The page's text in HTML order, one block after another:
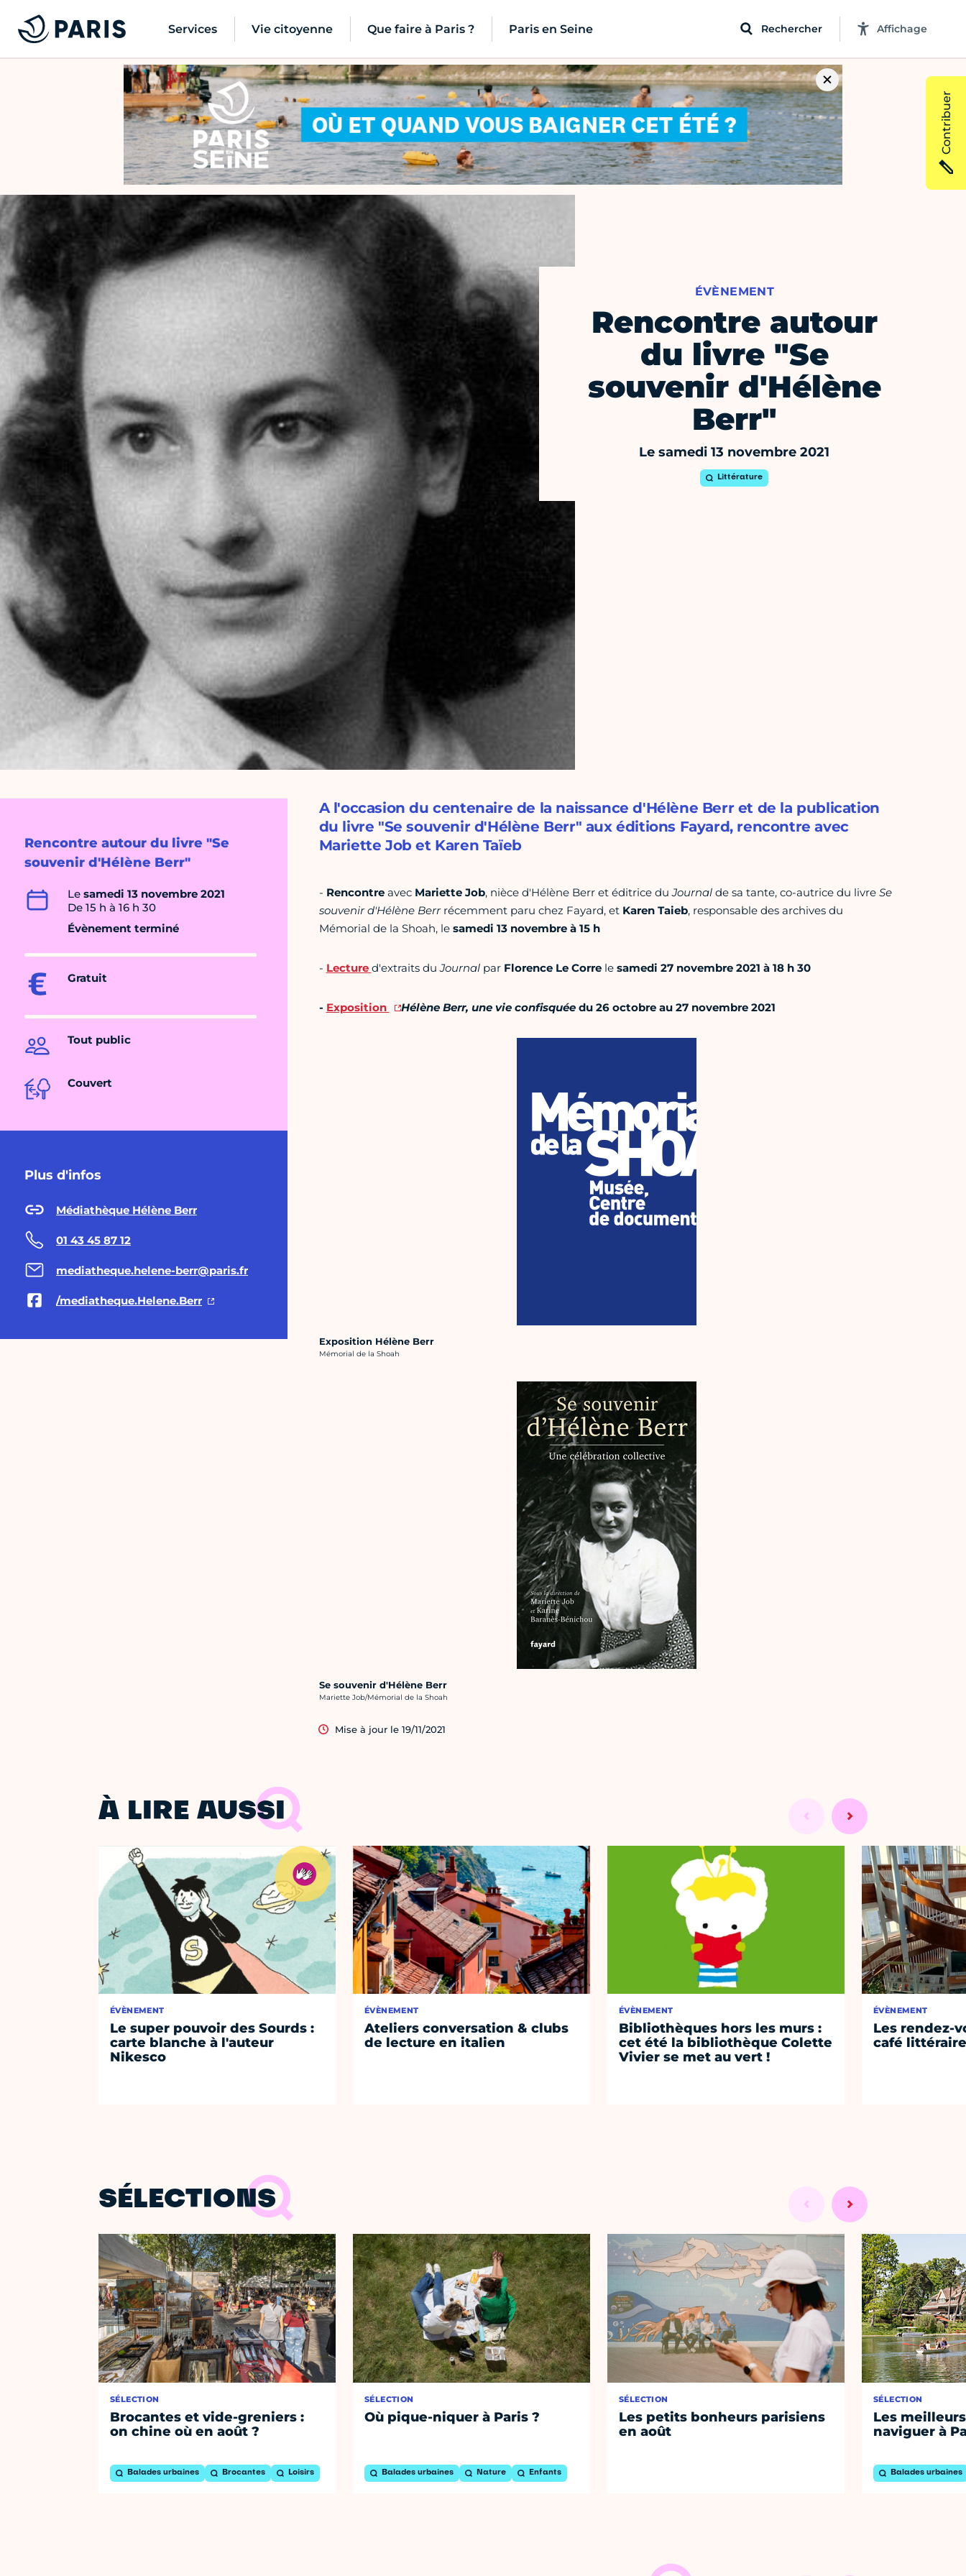
Services Vie citoyenne Que faire à Paris ? Paris en Seine Rechercher Affichage
ÉVÈNEMENT
Rencontre autour
du livre "Se
souvenir d'Hélène
Berr"
Le samedi 13 novembre 2021
Littérature
Rencontre autour du livre "Se
souvenir d'Hélène Berr"
Le samedi 13 novembre 2021
De 15 h à 16 h 30
Évènement terminé
Gratuit
Tout public
Couvert
Plus d'infos
Médiathèque Hélène Berr
01 43 45 87 12
mediatheque.helene-berr@paris.fr
/mediatheque.Helene.Berr
A l'occasion du centenaire de la naissance d'Hélène Berr et de la publication
du livre "Se souvenir d'Hélène Berr" aux éditions Fayard, rencontre avec
Mariette Job et Karen Taïeb
- Rencontre avec Mariette Job, nièce d'Hélène Berr et éditrice duJournal de sa tante, co-autrice du livre Se
souvenir d'Hélène Berrrécemment paru chez Fayard, et Karen Taieb, responsable des archives du
Mémorial de la Shoah, le samedi 13 novembre à 15 h
- Lecture d'extraits duJournal par Florence Le Corre le samedi 27 novembre 2021 à 18 h 30
- Exposition Hélène Berr, une vie confisquéedu 26 octobre au 27 novembre 2021
Exposition Hélène Berr
Crédit photo :
Mémorial de la Shoah
Se souvenir d'Hélène Berr
Crédit photo :
Mariette Job/Mémorial de la Shoah
Mise à jour le 19/11/2021
À LIRE AUSSI
ÉVÈNEMENT
Le super pouvoir des Sourds :
carte blanche à l'auteur
Nikesco
ÉVÈNEMENT
Ateliers conversation & clubs
de lecture en italien
ÉVÈNEMENT
Bibliothèques hors les murs :
cet été la bibliothèque Colette
Vivier se met au vert !
ÉVÈNEMENT
Les rendez-
café
SÉLECTIONS
SÉLECTION
Brocantes et vide-greniers :
on chine où en août ?
Balades urbaines Brocantes Loisirs
SÉLECTION
Où pique-niquer à Paris ?
Balades urbaines Nature Enfants
SÉLECTION
Les petits bonheurs parisiens
en août
SÉLECTION
Les
naviguer à
Balades urbaines
Contribuer